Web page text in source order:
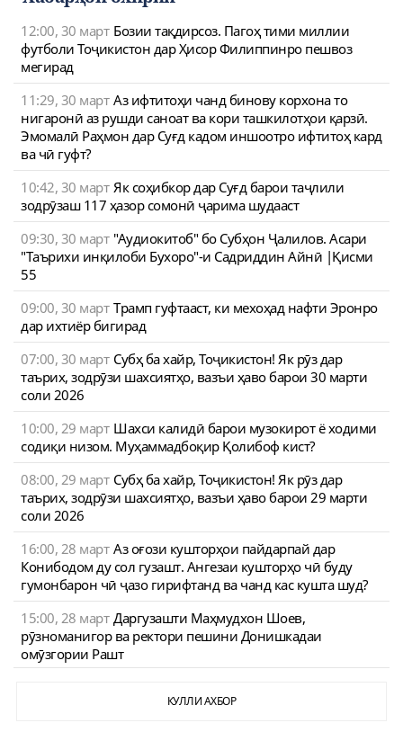
12:00, 30 март Бозии тақдирсоз. Пагоҳ тими миллии
футболи Тоҷикистон дар Ҳисор Филиппинро пешвоз
мегирад
11:29, 30 март Аз ифтитоҳи чанд бинову корхона то
нигаронӣ аз рушди саноат ва кори ташкилотҳои қарзӣ.
Эмомалӣ Раҳмон дар Суғд кадом иншоотро ифтитоҳ кард
ва чӣ гуфт?
10:42, 30 март Як соҳибкор дар Суғд барои таҷлили
зодрӯзаш 117 ҳазор сомонӣ ҷарима шудааст
09:30, 30 март "Аудиокитоб" бо Субҳон Ҷалилов. Асари
"Таърихи инқилоби Бухоро"-и Садриддин Айнӣ |Қисми
55
09:00, 30 март Трамп гуфтааст, ки мехоҳад нафти Эронро
дар ихтиёр бигирад
07:00, 30 март Субҳ ба хайр, Тоҷикистон! Як рӯз дар
таърих, зодрӯзи шахсиятҳо, вазъи ҳаво барои 30 марти
соли 2026
10:00, 29 март Шахси калидӣ барои музокирот ё ходими
содиқи низом. Муҳаммадбоқир Қолибоф кист?
08:00, 29 март Субҳ ба хайр, Тоҷикистон! Як рӯз дар
таърих, зодрӯзи шахсиятҳо, вазъи ҳаво барои 29 марти
соли 2026
16:00, 28 март Аз оғози кушторҳои пайдарпай дар
Конибодом ду сол гузашт. Ангезаи кушторҳо чӣ буду
гумонбарон чӣ ҷазо гирифтанд ва чанд кас кушта шуд?
15:00, 28 март Даргузашти Маҳмудхон Шоев,
рӯзноманигор ва ректори пешини Донишкадаи
омӯзгории Рашт
КУЛЛИ АХБОР